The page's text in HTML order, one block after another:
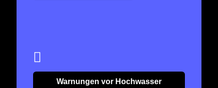
Warnungen vor Hochwasser